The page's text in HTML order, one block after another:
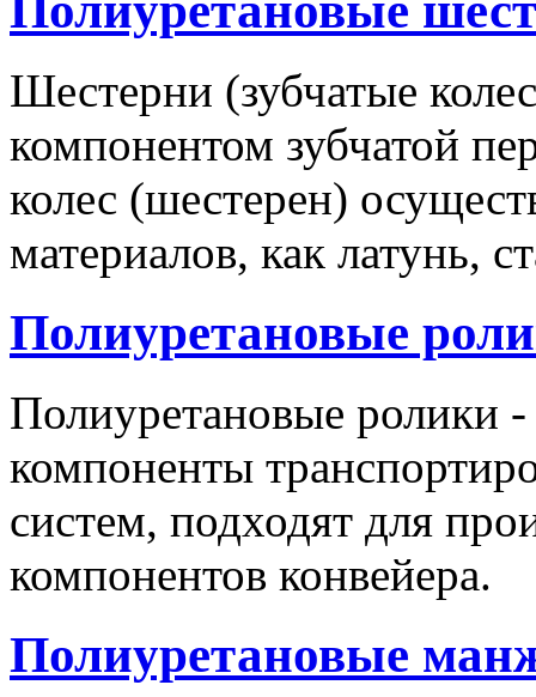
Шестерни (зубчатые
компонентом зубчатой
колес (шестерен)
материалов, как латунь,
Полиуретановые
Полиуретановые ролики -
компоненты
систем, подходят для
компонентов конвейера.
Полиуретановые